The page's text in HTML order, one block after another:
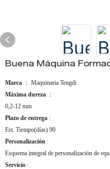
Buena Máquina
Marca ： Maquinaria Tengdi
Máxima dureza ：
0,2-12 mm
Plazo de entrega :
Est. Tiempo(días) 90
Personalización :
Esquema integral de personalización de
Servicio :